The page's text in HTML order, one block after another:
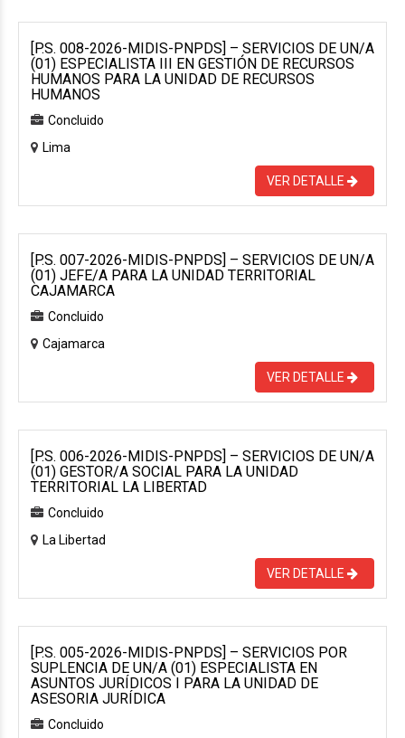
[P.S. 008-2026-MIDIS-PNPDS] – SERVICIOS DE UN/A
(01) ESPECIALISTA III EN GESTIÓN DE RECURSOS
HUMANOS PARA LA UNIDAD DE RECURSOS
HUMANOS
Concluido
Lima
VER DETALLE
[P.S. 007-2026-MIDIS-PNPDS] – SERVICIOS DE UN/A
(01) JEFE/A PARA LA UNIDAD TERRITORIAL
CAJAMARCA
Concluido
Cajamarca
VER DETALLE
[P.S. 006-2026-MIDIS-PNPDS] – SERVICIOS DE UN/A
(01) GESTOR/A SOCIAL PARA LA UNIDAD
TERRITORIAL LA LIBERTAD
Concluido
La Libertad
VER DETALLE
[P.S. 005-2026-MIDIS-PNPDS] – SERVICIOS POR
SUPLENCIA DE UN/A (01) ESPECIALISTA EN
ASUNTOS JURÍDICOS I PARA LA UNIDAD DE
ASESORIA JURÍDICA
Concluido